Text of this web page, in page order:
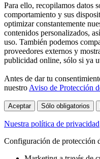
Para ello, recopilamos datos
comportamiento y sus
optimizar constantemente
contenidos personalizados,
uso. También podemos
proveedores externos y
publicidad online, sólo si ya
Antes de dar tu
nuestro Aviso de Protección
Aceptar Sólo obligatorios
Nuestra política de privacidad
Configuración de protección